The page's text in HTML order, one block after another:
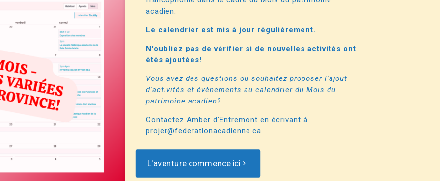
acadien.
Le calendrier est mis à jour régulièrement.
N'oubliez pas de vérifier si de nouvelles activités ont
étés ajoutées!
Vous avez des questions ou souhaitez proposer l'ajout
d'activités et évènements au calendrier du Mois du
patrimoine acadien?
Contactez Amber d'Entremont en écrivant à
projet@federationacadienne.ca
L'aventure commence ici